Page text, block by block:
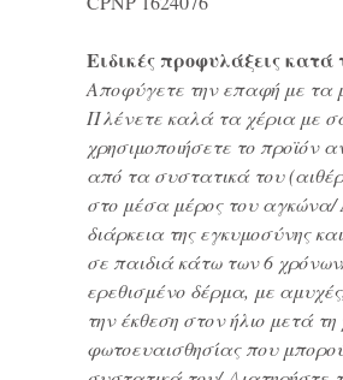
Ειδικές προφυλάξεις κατά
Αποφύγετε την επαφή με τα
Πλένετε καλά τα χέρια με
χρησιμοποιήσετε το προϊόν
από τα συστατικά του
στο μέσα μέρος του αγκώνα/
διάρκεια της εγκυμοσύνης
σε παιδιά κάτω των 6
ερεθισμένο δέρμα, με
την έκθεση στον ήλιο μετά
φωτοευαισθησίας που